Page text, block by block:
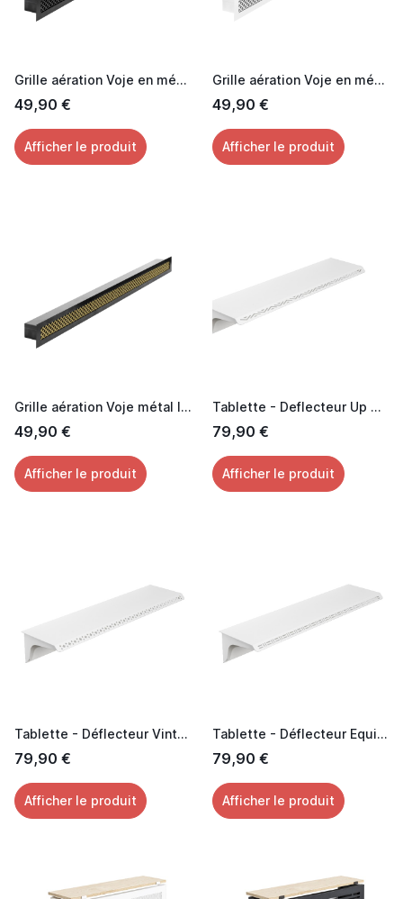
Grille aération Voje en métal laquée noir 60 cm
49,90 €
Afficher le produit
Grille aération Voje en métal laquée blanc 60 cm
49,90 €
Afficher le produit
Grille aération Voje métal laquée noir effet Laiton 60 cm
49,90 €
Afficher le produit
Tablette - Deflecteur Up & Down
79,90 €
Afficher le produit
Tablette - Déflecteur Vintage
79,90 €
Afficher le produit
Tablette - Déflecteur Equinoxe
79,90 €
Afficher le produit